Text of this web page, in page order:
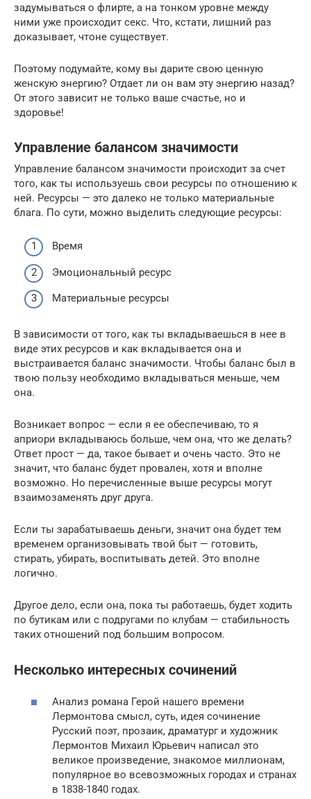
задумываться о флирте, а на тонком уровне между
ними уже происходит секс. Что, кстати, лишний раз
доказывает, чтоне существует.
Поэтому подумайте, кому вы дарите свою ценную
женскую энергию? Отдает ли он вам эту энергию назад?
От этого зависит не только ваше счастье, но и
здоровье!
Управление балансом значимости
Управление балансом значимости происходит за счет
того, как ты используешь свои ресурсы по отношению к
ней. Ресурсы — это далеко не только материальные
блага. По сути, можно выделить следующие ресурсы:
Время
Эмоциональный ресурс
Материальные ресурсы
В зависимости от того, как ты вкладываешься в нее в
виде этих ресурсов и как вкладывается она и
выстраивается баланс значимости. Чтобы баланс был в
твою пользу необходимо вкладываться меньше, чем
она.
Возникает вопрос — если я ее обеспечиваю, то я
априори вкладываюсь больше, чем она, что же делать?
Ответ прост — да, такое бывает и очень часто. Это не
значит, что баланс будет провален, хотя и вполне
возможно. Но перечисленные выше ресурсы могут
взаимозаменять друг друга.
Если ты зарабатываешь деньги, значит она будет тем
временем организовывать твой быт — готовить,
стирать, убирать, воспитывать детей. Это вполне
логично.
Другое дело, если она, пока ты работаешь, будет ходить
по бутикам или с подругами по клубам — стабильность
таких отношений под большим вопросом.
Несколько интересных сочинений
Анализ романа Герой нашего времени
Лермонтова смысл, суть, идея сочинение
Русский поэт, прозаик, драматург и художник
Лермонтов Михаил Юрьевич написал это
великое произведение, знакомое миллионам,
популярное во всевозможных городах и странах
в 1838-1840 годах.